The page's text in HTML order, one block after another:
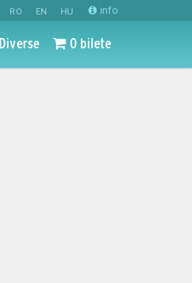
RO EN HU info
Diverse 0 bilete